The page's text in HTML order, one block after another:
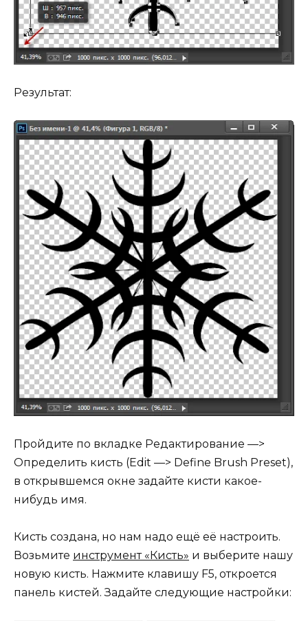
Результат:
Пройдите по вкладке Редактирование —>
Определить кисть (Edit —> Define Brush Preset),
в открывшемся окне задайте кисти какое-
нибудь имя.
Кисть создана, но нам надо ещё её настроить.
Возьмите инструмент «Кисть» и выберите нашу
новую кисть. Нажмите клавишу F5, откроется
панель кистей. Задайте следующие настройки: